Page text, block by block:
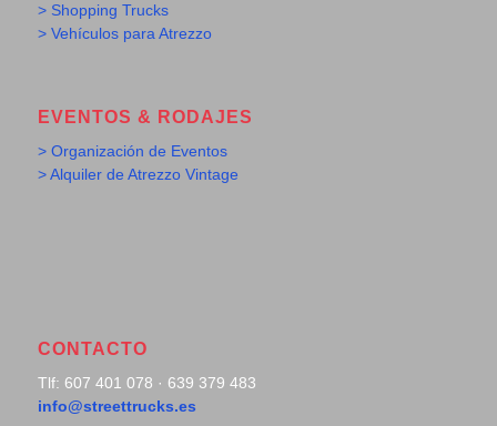
> Shopping Trucks
> Vehículos para Atrezzo
EVENTOS & RODAJES
> Organización de Eventos
> Alquiler de Atrezzo Vintage
CONTACTO
Tlf: 607 401 078 · 639 379 483
info@streettrucks.es